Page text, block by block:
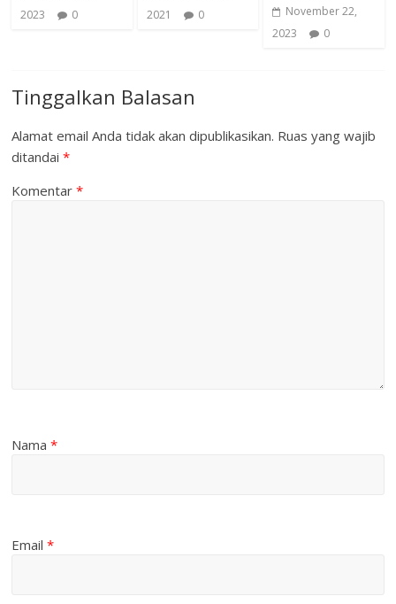
2023
0
2021
0
November 22,
2023
0
Tinggalkan Balasan
Alamat email Anda tidak akan dipublikasikan. Ruas yang wajib
ditandai*
Komentar*
Nama*
Email*